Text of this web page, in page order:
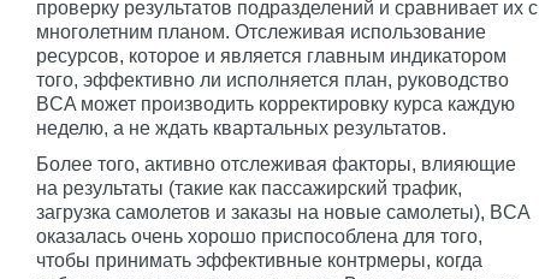
проверку результатов подразделений и сравнивает их с
многолетним планом. Отслеживая использование
ресурсов, которое и является главным индикатором
того, эффективно ли исполняется план, руководство
BCA может производить корректировку курса каждую
неделю, а не ждать квартальных результатов.
Более того, активно отслеживая факторы, влияющие
на результаты (такие как пассажирский трафик,
загрузка самолетов и заказы на новые самолеты), BCA
оказалась очень хорошо приспособлена для того,
чтобы принимать эффективные контрмеры, когда